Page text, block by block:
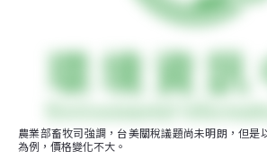
農業部畜牧司強調，台美關稅議題尚未明朗，但是
為例，價格變化不大。